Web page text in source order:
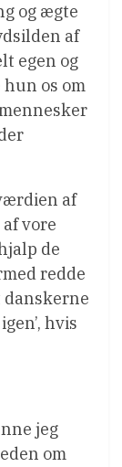
og ægte
af
egen og
os om
af
vore
de
redde
hvis
jeg
om